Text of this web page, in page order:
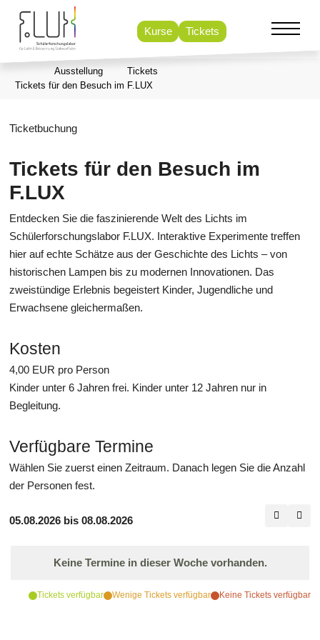
Kurse Tickets
Ausstellung
Tickets
Tickets für den Besuch im F.LUX
Ticketbuchung
Tickets für den Besuch im
F.LUX
Entdecken Sie die faszinierende Welt des Lichts im
Schülerforschungslabor F.LUX. Interaktive Experimente treffen
hier auf echte Schätze aus der Geschichte des Lichts – von
historischen Lampen bis zu modernen Innovationen. Das
zweistündige Erlebnis begeistert Kinder, Jugendliche und
Erwachsene gleichermaßen.
Kosten
4,00 EUR pro Person
Kinder unter 6 Jahren frei. Kinder unter 12 Jahren nur in
Begleitung.
Verfügbare Termine
Wählen Sie zuerst einen Zeitraum. Danach legen Sie die Anzahl
der Personen fest.
05.08.2026 bis 08.08.2026
Keine Termine in dieser Woche vorhanden.
Tickets verfügbar Wenige Tickets verfügbar Keine Tickets verfügbar